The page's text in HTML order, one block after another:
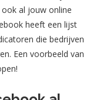
al jouw online
heeft een lijst
die bedrijven
Een voorbeeld van